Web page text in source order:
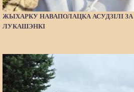
ЖЫХАРКУ НАВАПОЛАЦКА АСУДЗІЛІ ЗА
ЛУКАШЭНКІ